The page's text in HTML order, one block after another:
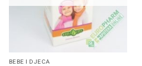
BEBE I DJECA